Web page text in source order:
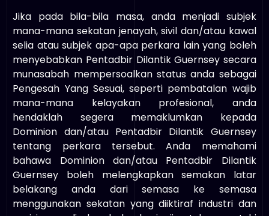
Jika pada bila-bila masa, anda menjadi subjek
mana-mana sekatan jenayah, sivil dan/atau kawal
selia atau subjek apa-apa perkara lain yang boleh
menyebabkan Pentadbir Dilantik Guernsey secara
munasabah mempersoalkan status anda sebagai
Pengesah Yang Sesuai, seperti pembatalan wajib
mana-mana kelayakan profesional, anda
hendaklah segera memaklumkan kepada
Dominion dan/atau Pentadbir Dilantik Guernsey
tentang perkara tersebut. Anda memahami
bahawa Dominion dan/atau Pentadbir Dilantik
Guernsey boleh melengkapkan semakan latar
belakang anda dari semasa ke semasa
menggunakan sekatan yang diiktiraf industri dan